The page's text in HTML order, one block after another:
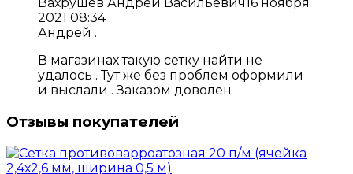
2021 08:34
Андрей .
В магазинах такую сетку найти не
удалось . Тут же без проблем оформили
и выслали . Заказом доволен .
Отзывы покупателей